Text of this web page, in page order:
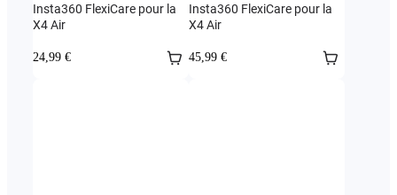
Insta360 FlexiCare pour la
X4 Air
24,99 €
Insta360 FlexiCare pour la
X4 Air
45,99 €